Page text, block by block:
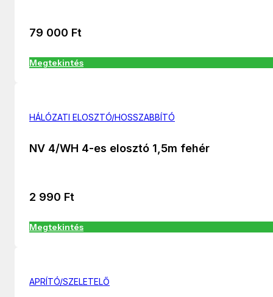
79 000 Ft
Megtekintés
HÁLÓZATI ELOSZTÓ/HOSSZABBÍTÓ
NV 4/WH 4-es elosztó 1,5m fehér
2 990 Ft
Megtekintés
APRÍTÓ/SZELETELŐ